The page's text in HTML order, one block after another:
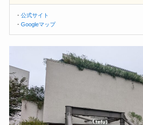
・公式サイト
・Googleマップ